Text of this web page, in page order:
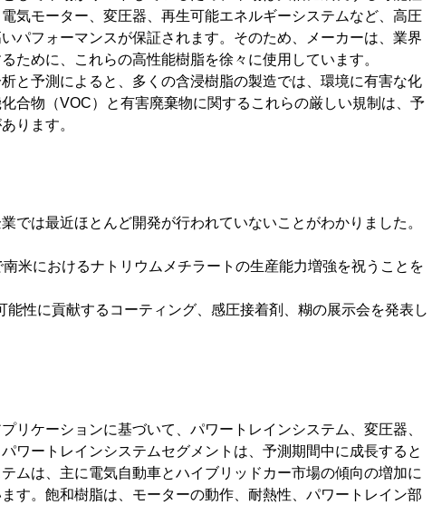
気モーター、変圧器、再生可能エネルギーシステムなど、高圧
パフォーマンスが保証されます。そのため、メーカーは、業界
ために、これらの高性能樹脂を徐々に使用しています。
と予測によると、多くの含浸樹脂の製造では、環境に有害な化
合物（VOC）と有害廃棄物に関するこれらの厳しい規制は、予
ります。
では最近ほとんど開発が行われていないことがわかりました。
米におけるナトリウムメチラートの生産能力増強を祝うことを
性に貢献するコーティング、感圧接着剤、糊の展示会を発表し
リケーションに基づいて、パワートレインシステム、変圧器、
ワートレインシステムセグメントは、予測期間中に成長すると
ムは、主に電気自動車とハイブリッドカー市場の傾向の増加に
す。飽和樹脂は、モーターの動作、耐熱性、パワートレイン部